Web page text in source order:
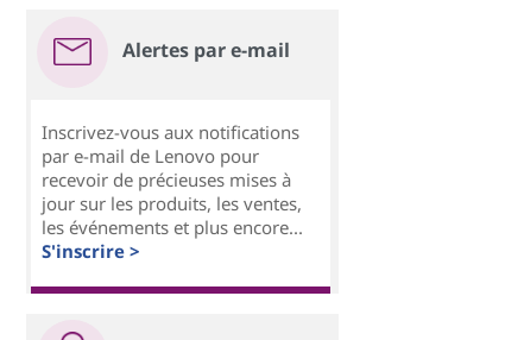
Alertes par e-mail
Inscrivez-vous aux notifications
par e-mail de Lenovo pour
recevoir de précieuses mises à
jour sur les produits, les ventes,
les événements et plus encore...
S'inscrire >